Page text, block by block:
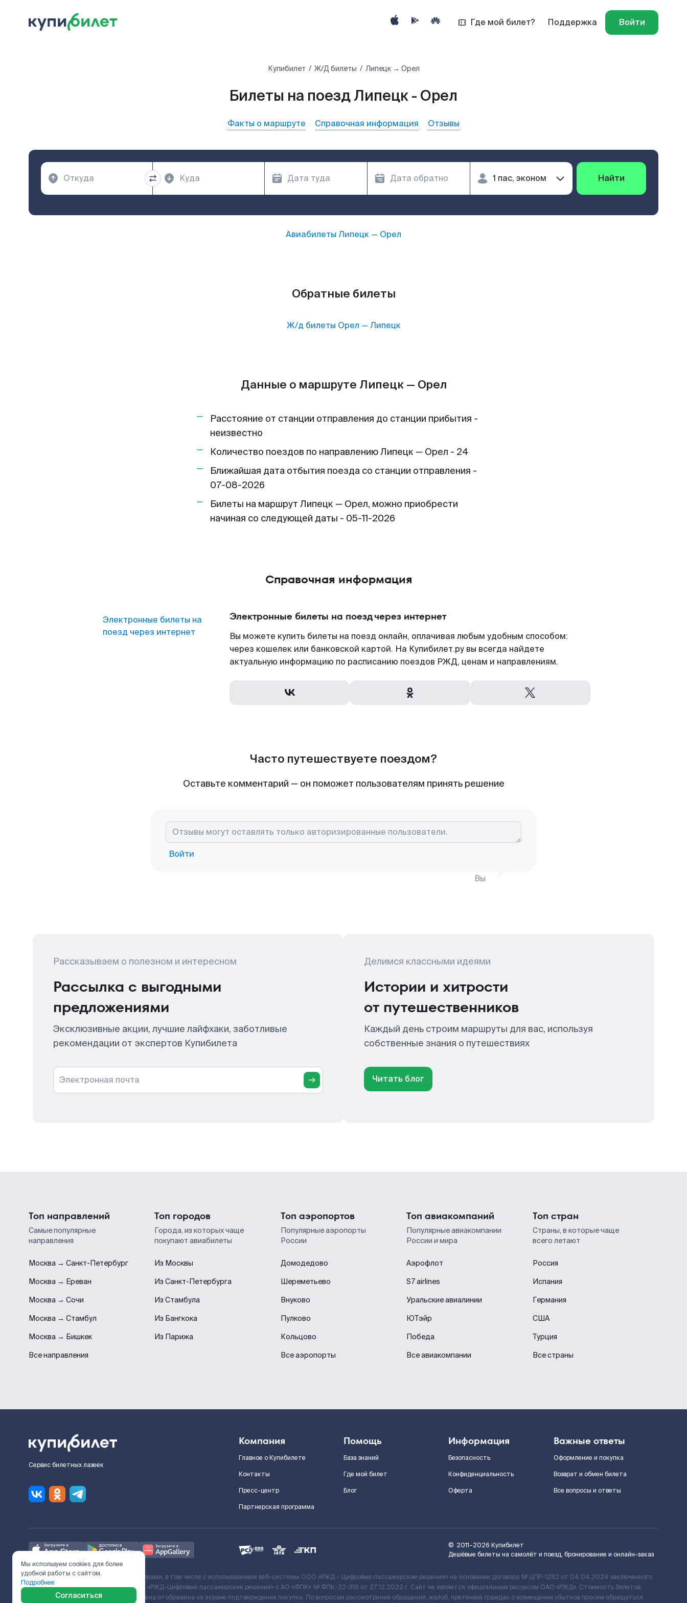
Где мой билет? Поддержка Войти
Купибилет Ж/Д билеты Липецк → Орел
Билеты на поезд Липецк - Орел
Факты о маршруте Справочная информация Отзывы
Найти
Авиабилеты Липецк — Орел
Обратные билеты
Ж/д билеты Орел — Липецк
Данные о маршруте Липецк — Орел
Расстояние от станции отправления до станции прибытия -
неизвестно
Количество поездов по направлению Липецк — Орел - 24
Ближайшая дата отбытия поезда со станции отправления -
07-08-2026
Билеты на маршрут Липецк — Орел, можно приобрести
начиная со следующей даты - 05-11-2026
Справочная информация
Электронные билеты на
поезд через интернет
Электронные билеты на поезд через интернет
Вы можете купить билеты на поезд онлайн, оплачивая любым удобным способом:
через кошелек или банковской картой. На Купибилет.ру вы всегда найдете
актуальную информацию по расписанию поездов РЖД, ценам и направлениям.
Часто путешествуете поездом?
Оставьте комментарий — он поможет пользователям принять решение
Войти
Вы
Рассказываем о полезном и интересном
Рассылка с выгодными
предложениями
Эксклюзивные акции, лучшие лайфхаки, заботливые
рекомендации от экспертов Купибилета
Электронная почта
Делимся классными идеями
Истории и хитрости
от путешественников
Каждый день строим маршруты для вас, используя
собственные знания о путешествиях
Читать блог
Топ направлений
Самые популярные
направления
Москва → Санкт-Петербург
Москва → Ереван
Москва → Сочи
Москва → Стамбул
Москва → Бишкек
Все направления
Топ городов
Города, из которых чаще
покупают авиабилеты
Из Москвы
Из Санкт-Петербурга
Из Стамбула
Из Бангкока
Из Парижа
Топ аэропортов
Популярные аэропорты
России
Домодедово
Шереметьево
Внуково
Пулково
Кольцово
Все аэропорты
Топ авиакомпаний
Популярные авиакомпании
России и мира
Аэрофлот
S7 airlines
Уральские авиалинии
ЮТэйр
Победа
Все авиакомпании
Топ стран
Страны, в которые чаще
всего летают
Россия
Испания
Германия
США
Турция
Все страны
Сервис билетных лазеек
Компания
Главное о Купибилете
Контакты
Пресс-центр
Партнерская программа
Помощь
База знаний
Где мой билет
Блог
Информация
Безопасность
Конфиденциальность
Оферта
Важные ответы
Оформление и покупка
Возврат и обмен билета
Все вопросы и ответы
© 2011–2026 Купибилет
Дешёвые билеты на самолёт и поезд, бронирование и онлайн-заказ
Ж/Д билеты предоставляются партнёрами, в том числе с использованием веб-системы ООО «РЖД – Цифровые пассажирские решения» на основании договора № ЦПР-1282 от 04.04.2024 заключенного
с Поставщиком услуг и Договора ООО «РЖД-Цифровые пассажирские решения» c АО «ФПК» № ФПК-22-316 от 27.12.2022 г. Сайт не является официальным ресурсом ОАО «РЖД». Стоимость билетов
включает сервисный сбор. Итоговая цена отображена на экране подтверждения покупки. По вопросам рассмотрения обращений, жалоб, претензий граждан о возмещении убытков просим обращаться
Мы используем cookies для более
удобной работы с сайтом.
Подробнее
Согласиться